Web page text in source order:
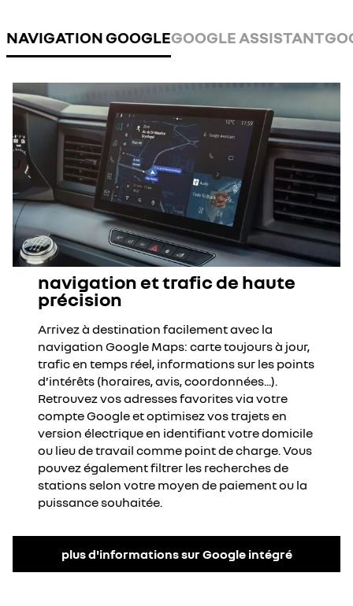
NAVIGATION GOOGLEGOOGLE ASSISTANT
navigation et trafic de haute
précision
Arrivez à destination facilement avec la
navigation Google Maps: carte toujours à jour,
trafic en temps réel, informations sur les points
d’intérêts (horaires, avis, coordonnées...).
Retrouvez vos adresses favorites via votre
compte Google et optimisez vos trajets en
version électrique en identifiant votre domicile
ou lieu de travail comme point de charge. Vous
pouvez également filtrer les recherches de
stations selon votre moyen de paiement ou la
puissance souhaitée.
plus d'informations sur Google intégré